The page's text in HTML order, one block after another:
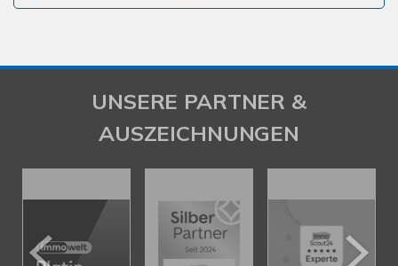
UNSERE PARTNER &
AUSZEICHNUNGEN